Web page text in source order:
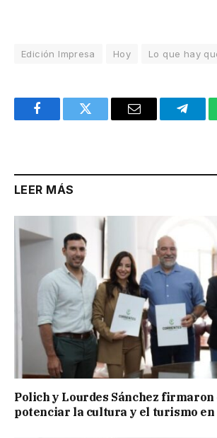
Edición Impresa Hoy Lo que hay
FacebookTwitter Email
LEER MÁS
Polich y Lourdes Sánchez
potenciar la cultura y el turismo